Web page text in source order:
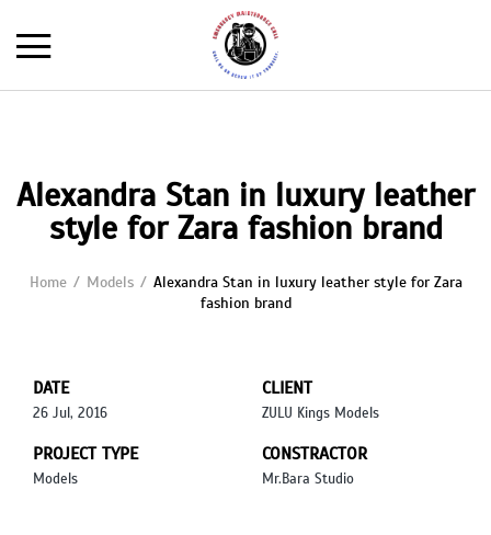
Alexandra Stan in luxury leather
style for Zara fashion brand
Home Models
Alexandra Stan in luxury leather style for Zara
fashion brand
DATE
26 Jul, 2016
CLIENT
ZULU Kings Models
PROJECT TYPE
Models
CONSTRACTOR
Mr.Bara Studio